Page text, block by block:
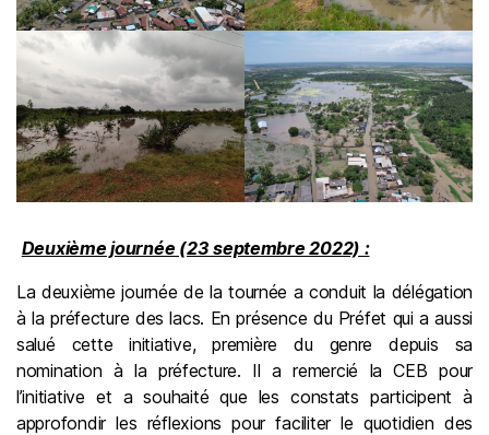
Deuxième journée (23 septembre 2022) :
La deuxième journée de la tournée a conduit la délégation
à la préfecture des lacs. En présence du Préfet qui a aussi
salué cette initiative, première du genre depuis sa
nomination à la préfecture. Il a remercié la CEB pour
l’initiative et a souhaité que les constats participent à
approfondir les réflexions pour faciliter le quotidien des